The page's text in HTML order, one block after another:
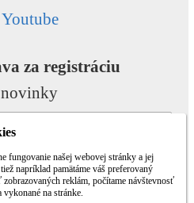
za registráciu
novinky
Pridať
fungovanie našej webovej stránky a jej
napríklad pamätáme váš preferovaný
reklám, počítame návštevnosť
vykonané na stránke.